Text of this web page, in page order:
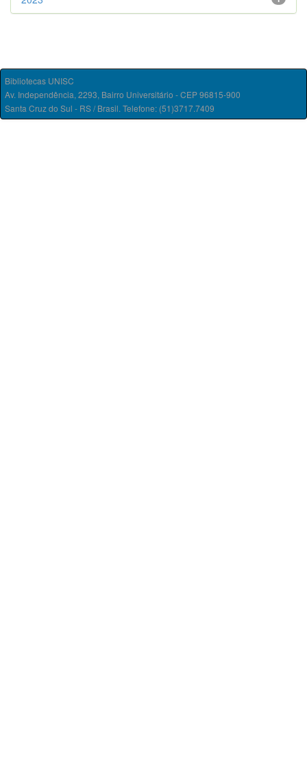
Bibliotecas UNISC
Av. Independência, 2293, Bairro Universitário - CEP 96815-900
Santa Cruz do Sul - RS / Brasil. Telefone: (51)3717.7409